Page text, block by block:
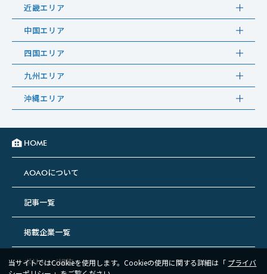
近畿エリア
中国エリア
四国エリア
九州エリア
沖縄エリア
HOME
AOAOについて
記事一覧
掲載企業一覧
ポリシー/規約
当サイトではCookieを使用します。Cookieの使用に関する詳細は「 プライバ